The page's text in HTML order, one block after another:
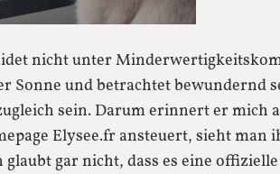
nicht unter
Sonne und betrachtet bewundernd
sein. Darum erinnert er mich
Elysee.fr ansteuert, sieht man
gar nicht, dass es eine